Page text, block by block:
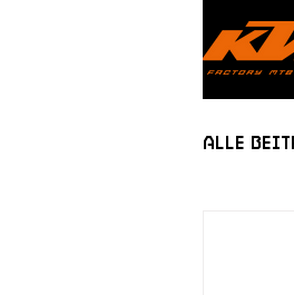
Alle